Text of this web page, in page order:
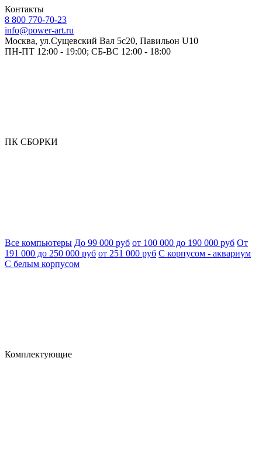
Контакты
8 800 770-70-23
info@power-art.ru
Москва, ул.Сущевский Вал 5с20, Павильон U10
ПН-ПТ 12:00 - 19:00; СБ-ВС 12:00 - 18:00
ПК СБОРКИ
Все компьютеры До 99 000 руб от 100 000 до 190 000 руб От
191 000 до 250 000 руб от 251 000 руб С корпусом - аквариум
С белым корпусом
Комплектующие